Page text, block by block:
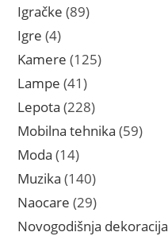
Igračke 8989
Igre 44
proizvoda
Kamere 125125
Lampe 4141
proizvod
Lepota 228228
proizvoda
Mobilna tehnika 5959
Moda 1414
proizvoda
Muzika 140140
proizvoda
Naocare 2929
proizvoda
Novogodišnja dekoracija